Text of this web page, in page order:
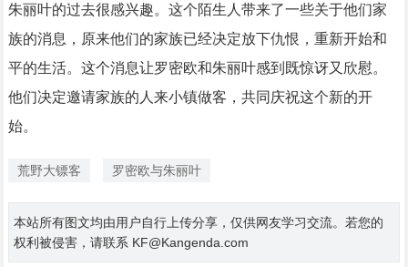
朱丽叶的过去很感兴趣。这个陌生人带来了一些关于他们家
族的消息，原来他们的家族已经决定放下仇恨，重新开始和
平的生活。这个消息让罗密欧和朱丽叶感到既惊讶又欣慰。
他们决定邀请家族的人来小镇做客，共同庆祝这个新的开
始。
荒野大镖客 罗密欧与朱丽叶
本站所有图文均由用户自行上传分享，仅供网友学习交流。若您的
权利被侵害，请联系 KF@Kangenda.com